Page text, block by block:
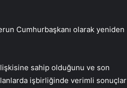
Cumhurbaşkanı olarak yeniden
sahip olduğunu ve son
işbirliğinde verimli sonuçlar